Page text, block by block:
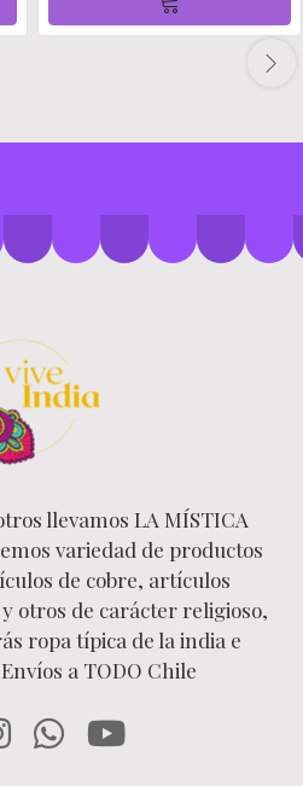
llevamos LA MÍSTICA
variedad de productos
de cobre, artículos
otros de carácter religioso,
ropa típica de la india e
a TODO Chile